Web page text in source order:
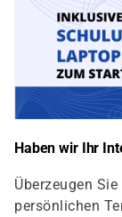
Haben wir Ihr
Überzeugen
persönlichen